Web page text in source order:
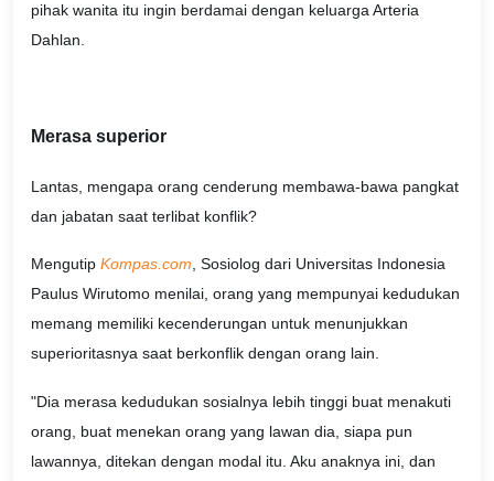
pihak wanita itu ingin berdamai dengan keluarga Arteria
Dahlan.
Merasa superior
Lantas, mengapa orang cenderung membawa-bawa pangkat
dan jabatan saat terlibat konflik?
Mengutip Kompas.com, Sosiolog dari Universitas Indonesia
Paulus Wirutomo menilai, orang yang mempunyai kedudukan
memang memiliki kecenderungan untuk menunjukkan
superioritasnya saat berkonflik dengan orang lain.
"Dia merasa kedudukan sosialnya lebih tinggi buat menakuti
orang, buat menekan orang yang lawan dia, siapa pun
lawannya, ditekan dengan modal itu. Aku anaknya ini, dan